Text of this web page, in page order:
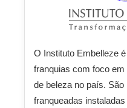
O Instituto Embelleze
franquias com foco
de beleza no país.
franqueadas